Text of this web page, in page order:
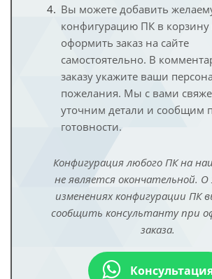
Вы можете добавить
конфигурацию ПК в корзину
оформить заказ на сайте
самостоятельно. В
заказу укажите ваши
пожелания. Мы с вами
уточним детали и сообщим
готовности.
Конфигурация любого ПК на
не является окончательной.
изменениях конфигурации ПК
сообщить консультанту при
заказа.